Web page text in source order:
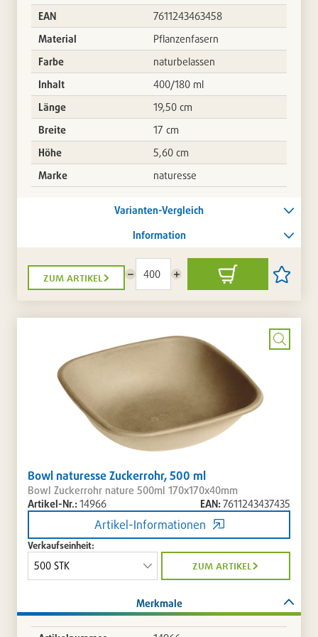
EAN
7611243463458
Material
Pflanzenfasern
Farbe
naturbelassen
Inhalt
400/180 ml
Länge
19,50 cm
Breite
17 cm
Höhe
5,60 cm
Marke
naturesse
Varianten-Vergleich
Information
zum artikel
Menge
reduzieren
Menge
erhöhen
In
den
Artikel
setzen
/
Bild
Bowl naturesse Zuckerrohr, 500 ml
Bowl Zuckerrohr nature 500ml 170x170x40mm
Artikel-Nr.:14966 EAN:7611243437435
Artikel-Informationen
Verkaufseinheit:
zum artikel
Merkmale